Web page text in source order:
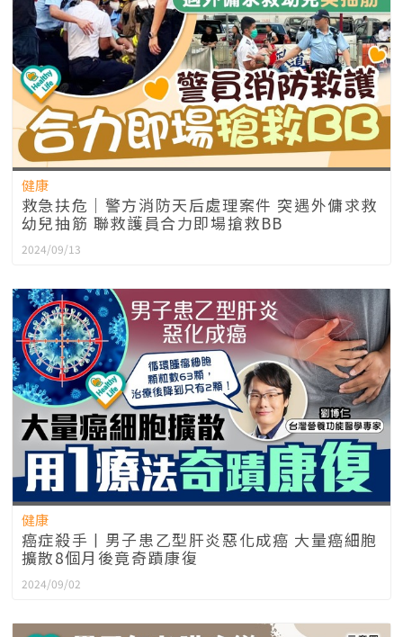
健康
救急扶危｜警方消防天后處理案件 突遇外傭求救
幼兒抽筋 聯救護員合力即場搶救BB
2024/09/13
健康
癌症殺手丨男子患乙型肝炎惡化成癌 大量癌細胞
擴散8個月後竟奇蹟康復
2024/09/02